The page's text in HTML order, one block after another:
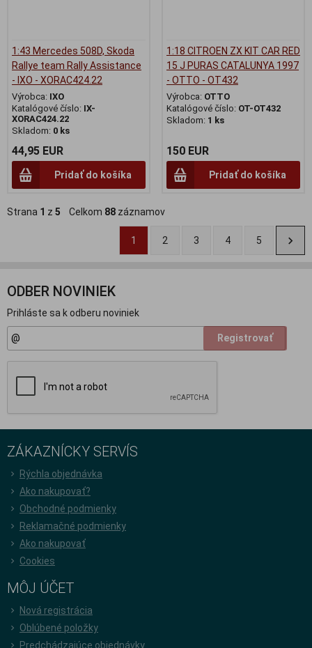
1:43 Mercedes 508D, Skoda
Rallye team Rally Assistance
- IXO - XORAC424.22
Výrobca: IXO
Katalógové číslo: IX-
XORAC424.22
Skladom: 0 ks
44,95 EUR
Pridať do košíka
1:18 CITROEN ZX KIT CAR RED
15 J PURAS CATALUNYA 1997
- OTTO - OT432
Výrobca: OTTO
Katalógové číslo: OT-OT432
Skladom: 1 ks
150 EUR
Pridať do košíka
Strana 1 z 5 Celkom 88 záznamov
1 2 3 4 5
ODBER NOVINIEK
Prihláste sa k odberu noviniek
Registrovať
ZÁKAZNÍCKY SERVÍS
Rýchla objednávka
Ako nakupovať?
Obchodné podmienky
Reklamačné podmienky
Ako nakupovať
Cookies
MÔJ ÚČET
Nová registrácia
Oblúbené položky
Predchádzajúce objednávky